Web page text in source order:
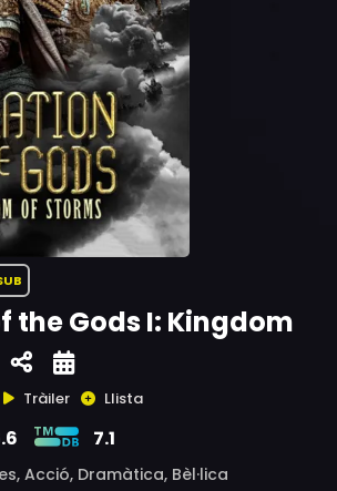
the Gods I: Kingdom
Tràiler Llista
7.1
Acció, Dramàtica, Bèl·lica